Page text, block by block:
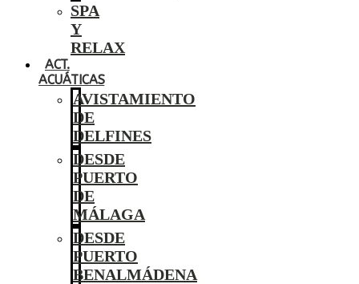
SPA
Y
RELAX
ACT.
ACUÁTICAS
AVISTAMIENTO
DE
DELFINES
DESDE
PUERTO
DE
MÁLAGA
DESDE
PUERTO
BENALMÁDENA